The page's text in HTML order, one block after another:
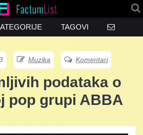
TAGOVI
Muzika Komentari
podataka o
pop grupi ABBA